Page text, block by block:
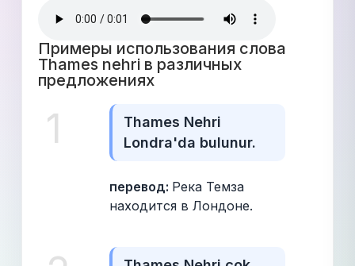
Примеры использования слова
Thames nehri в различных
предложениях
1
Thames Nehri
Londra'da bulunur.
перевод: Река Темза
находится в Лондоне.